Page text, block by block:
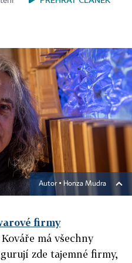
Autor ▪ Honza Mudra
firmy
má všechny
zde tajemné firmy,